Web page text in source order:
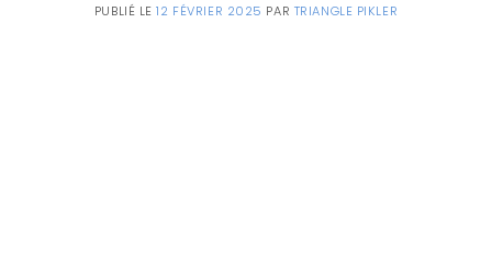
PUBLIÉ LE12 FÉVRIER 2025 PAR TRIANGLE PIKLER